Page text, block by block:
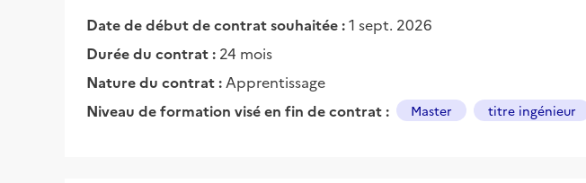
Date de début de contrat souhaitée :1 sept. 2026
Durée du contrat : 24 mois
Nature du contrat : Apprentissage
Niveau de formation visé en fin de contrat :
Master titre ingénieur